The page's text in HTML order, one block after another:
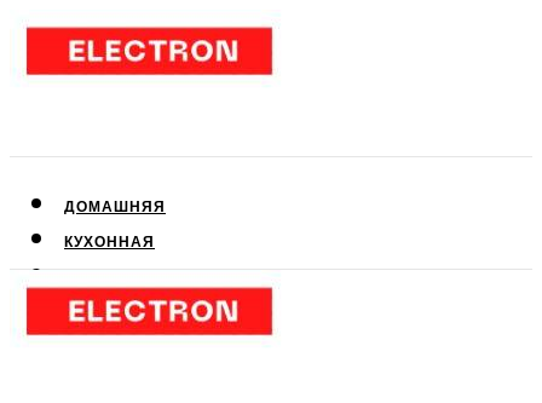
ДОМАШНЯЯ
КУХОННАЯ
КЛИМАТИЧЕСКАЯ